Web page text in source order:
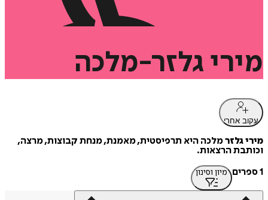
מירי גלזר-מלכה
עקוב אחרי
מירי גלזרמלכה היא תרפיסטית, מאמנת, מנחת קבוצות, מרצה,
וכותבת הרצאות.
1 ספרים
מיון וסינון